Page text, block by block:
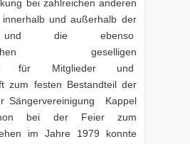
bei zahlreichen anderen
innerhalb und außerhalb der
und die ebenso
geselligen
für Mitglieder und
zum festen Bestandteil der
Sängervereinigung Kappel
bei der Feier zum
im Jahre 1979 konnte